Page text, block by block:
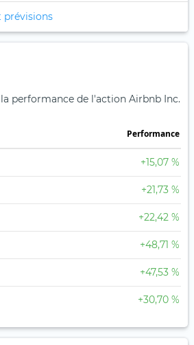
prévisions
performance de l'action Airbnb Inc.
Performance
+15,07 %
+21,73 %
+22,42 %
+48,71 %
+47,53 %
+30,70 %